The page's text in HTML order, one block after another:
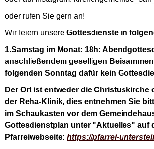
oder rufen Sie gern an!
Wir feiern unsere Gottesdienste in
1.Samstag im Monat: 18h:
anschließendem geselligen
folgenden Sonntag dafür kein
Der Ort ist entweder die Christuskirche
der Reha-Klinik, dies entnehmen Sie
im Schaukasten vor dem
Gottesdienstplan unter "Aktuelles" auf
Pfarreiwebseite: https://pfarrei-